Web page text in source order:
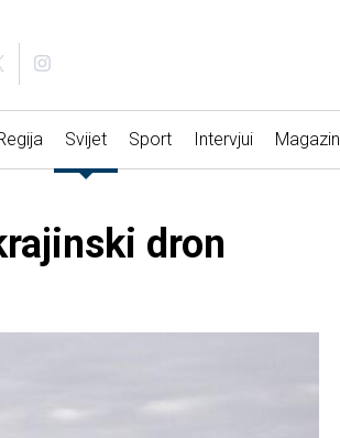
Svijet Sport Intervjui Magazin
dron